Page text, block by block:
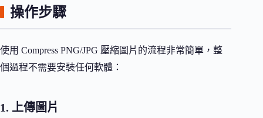
操作步驟
使用 Compress PNG/JPG 壓縮圖片的流程非常簡單，整
個過程不需要安裝任何軟體：
1. 上傳圖片